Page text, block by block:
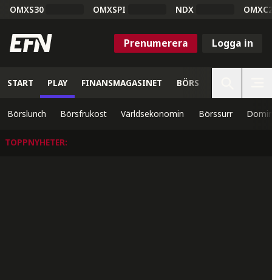
OMXS30 OMXSPI NDX
Prenumerera Logga in
START PLAY FINANSMAGASINET BÖRS
Börslunch Börsfrukost Världsekonomin Börssurr
TOPPNYHETER: